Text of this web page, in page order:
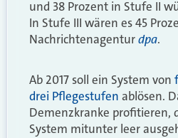
und 38 Prozent in Stufe II
In Stufe III wären es 45
Nachrichtenagenturdpa.
Ab 2017 soll ein System von
drei Pflegestufen ablösen.
Demenzkranke profitieren,
System mitunter leer